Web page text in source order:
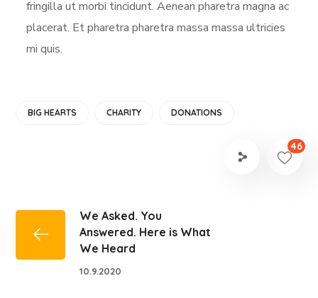
fringilla ut morbi tincidunt. Aenean pharetra magna ac
placerat. Et pharetra pharetra massa massa ultricies
mi quis.
BIG HEARTS CHARITY DONATIONS
46
We Asked. You
Answered. Here is What
We Heard
10.9.2020